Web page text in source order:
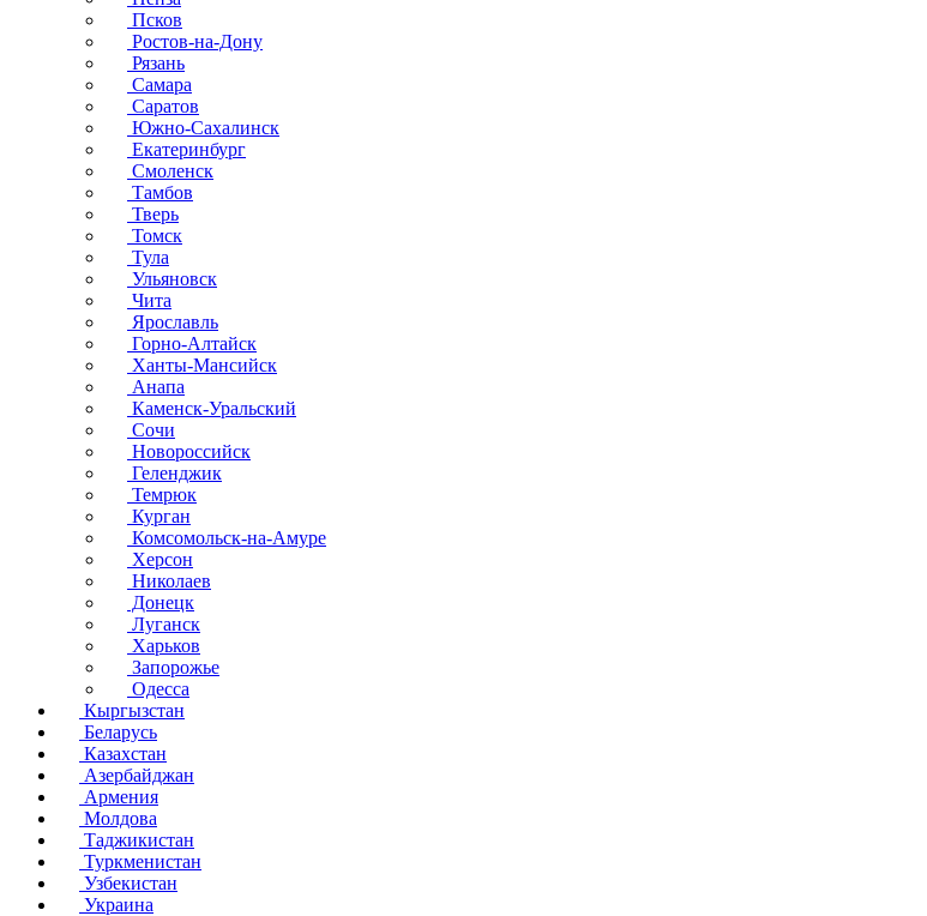
Псков
Ростов-на-Дону
Рязань
Самара
Саратов
Южно-Сахалинск
Екатеринбург
Смоленск
Тамбов
Тверь
Томск
Тула
Ульяновск
Чита
Ярославль
Горно-Алтайск
Ханты-Мансийск
Анапа
Каменск-Уральский
Сочи
Новороссийск
Геленджик
Темрюк
Курган
Комсомольск-на-Амуре
Херсон
Николаев
Донецк
Луганск
Харьков
Запорожье
Одесса
Кыргызстан
Беларусь
Казахстан
Азербайджан
Армения
Молдова
Таджикистан
Туркменистан
Узбекистан
Украина